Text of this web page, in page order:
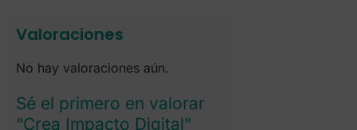
Valoraciones
No hay valoraciones aún.
Sé el primero en valorar
“Crea Impacto Digital”